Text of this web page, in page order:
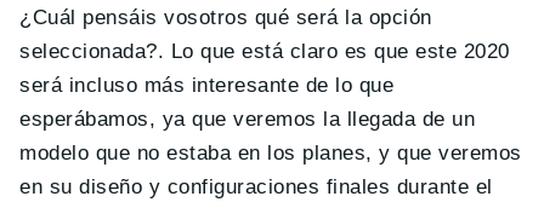
¿Cuál pensáis vosotros qué será la opción
seleccionada?. Lo que está claro es que este 2020
será incluso más interesante de lo que
esperábamos, ya que veremos la llegada de un
modelo que no estaba en los planes, y que veremos
en su diseño y configuraciones finales durante el